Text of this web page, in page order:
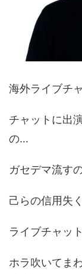
海外ライブチ
チャットに出
の…
ガセデマ流す
己らの信用失
ライブチャッ
ホラ吹いてま